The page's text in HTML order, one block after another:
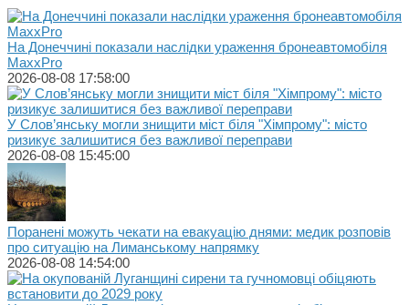
На Донеччині показали наслідки ураження бронеавтомобіля
MaxxPro
2026-08-08 17:58:00
У Слов’янську могли знищити міст біля "Хімпрому": місто
ризикує залишитися без важливої переправи
2026-08-08 15:45:00
Поранені можуть чекати на евакуацію днями: медик розповів
про ситуацію на Лиманському напрямку
2026-08-08 14:54:00